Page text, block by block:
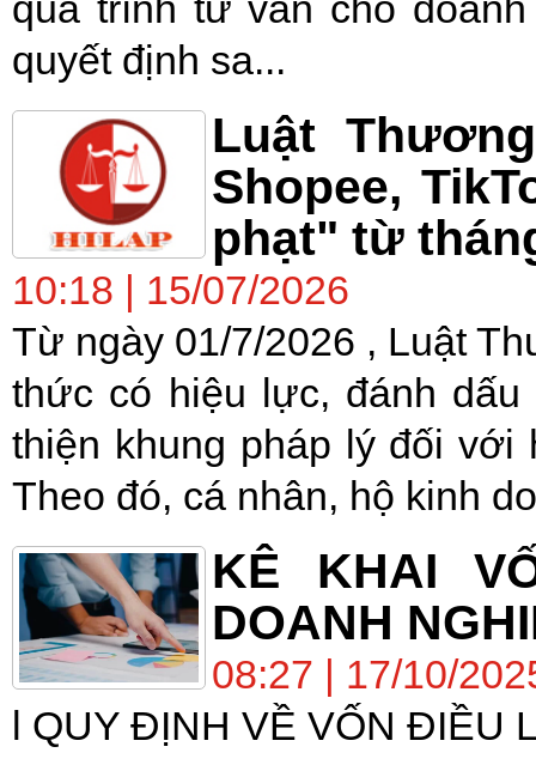
quyết định sa...
Luật
Shopee,
phạt" từ
10:18 | 15/07/2026
Từ ngày 01/7/2026 , Luật
thức có hiệu lực, đánh
thiện khung pháp lý đối với
Theo đó, cá nhân, hộ kinh
KÊ KHAI
DOANH
08:27 | 17/10/
l QUY ĐỊNH VỀ VỐN ĐIỀU